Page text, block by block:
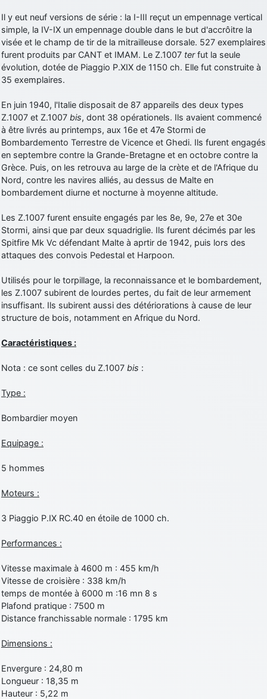
d9pouces: En espérant n’avoir coupé les accessoires de personne
au passage !
d9pouces: j'ai trouvé un palliatif un peu violent, mais ça devrait aller
un peu mieux
d9pouces: cette fois, c'est le Brésil et Singapour qui mettent le site
par terre
jericho: Ah ben je peux te confirmer que j'étais resté dans le filtre…
d9pouces: Désolé ! Mon filtrage a été un peu trop violent
manifestement
tout voir
Il y eut neuf versions de série : la I-III reçut un empennage vertical
simple, la IV-IX un empennage double dans le but d'accrôitre la
visée et le champ de tir de la mitrailleuse dorsale. 527 exemplaires
furent produits par CANT et IMAM. Le Z.1007 terfut la seule
évolution, dotée de Piaggio P.XIX de 1150 ch. Elle fut construite à
35 exemplaires.
En juin 1940, l'Italie disposait de 87 appareils des deux types
Z.1007 et Z.1007 bis, dont 38 opérationels. Ils avaient commencé
à être livrés au printemps, aux 16e et 47e Stormi de
Bombardemento Terrestre de Vicence et Ghedi. Ils furent engagés
en septembre contre la Grande-Bretagne et en octobre contre la
Grèce. Puis, on les retrouva au large de la crète et de l'Afrique du
Nord, contre les navires alliés, au dessus de Malte en
bombardement diurne et nocturne à moyenne altitude.
Les Z.1007 furent ensuite engagés par les 8e, 9e, 27e et 30e
Stormi, ainsi que par deux squadriglie. Ils furent décimés par les
Spitfire Mk Vc défendant Malte à aprtir de 1942, puis lors des
attaques des convois Pedestal et Harpoon.
Utilisés pour le torpillage, la reconnaissance et le bombardement,
les Z.1007 subirent de lourdes pertes, du fait de leur armement
insuffisant. Ils subirent aussi des détériorations à cause de leur
structure de bois, notamment en Afrique du Nord.
Caractéristiques :
Nota : ce sont celles du Z.1007 bis :
Type :
Bombardier moyen
Equipage :
5 hommes
Moteurs :
3 Piaggio P.IX RC.40 en étoile de 1000 ch.
Performances :
Vitesse maximale à 4600 m : 455 km/h
Vitesse de croisière : 338 km/h
temps de montée à 6000 m :16 mn 8 s
Plafond pratique : 7500 m
Distance franchissable normale : 1795 km
Dimensions :
Envergure : 24,80 m
Longueur : 18,35 m
Hauteur : 5,22 m